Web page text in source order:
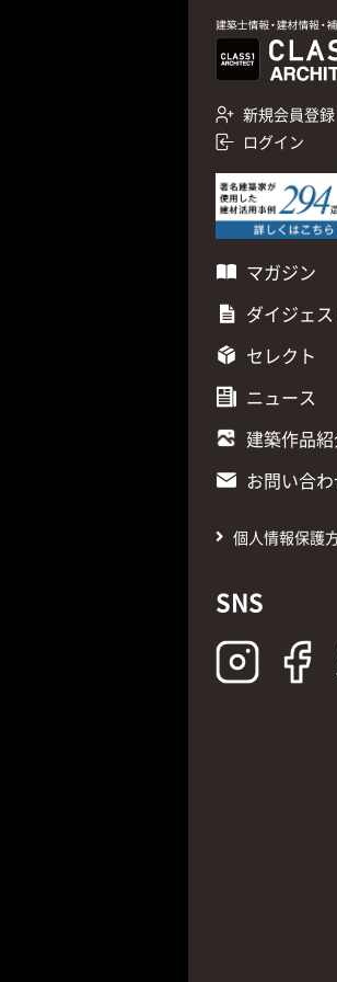
新規会員登録
ログイン
マガジン
ダイジェス
セレクト
ニュース
建築作品
お問い合
個人情報保護
SNS